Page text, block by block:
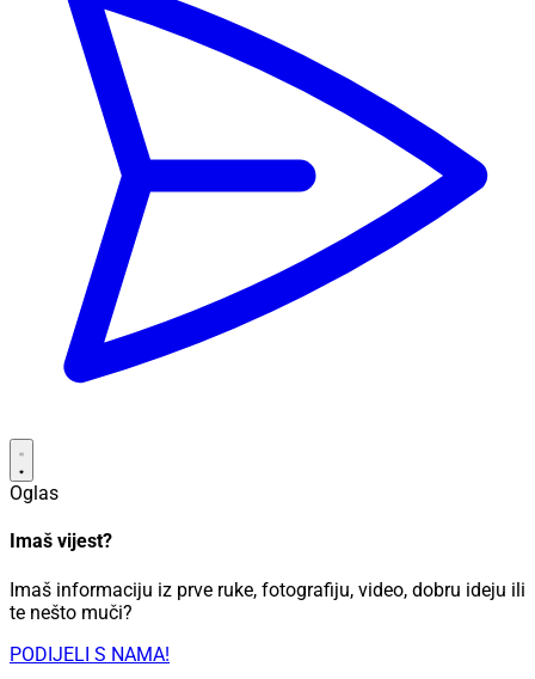
Oglas
Imaš vijest?
Imaš informaciju iz prve ruke, fotografiju, video, dobru ideju ili
te nešto muči?
PODIJELI S NAMA!